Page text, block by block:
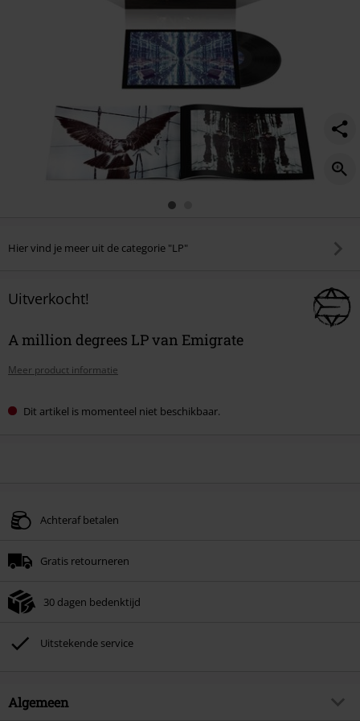
Hier vind je meer uit de categorie "LP"
Uitverkocht!
A million degrees LP van Emigrate
Meer product informatie
Dit artikel is momenteel niet beschikbaar.
Achteraf betalen
Gratis retourneren
30 dagen bedenktijd
Uitstekende service
Algemeen